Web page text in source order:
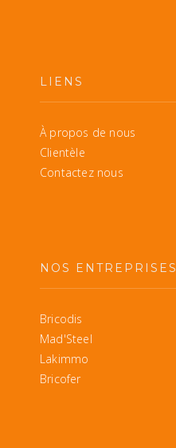
LIENS
À propos de nous
Clientèle
Contactez nous
NOS ENTREPRISES
Bricodis
Mad'Steel
Lakimmo
Bricofer